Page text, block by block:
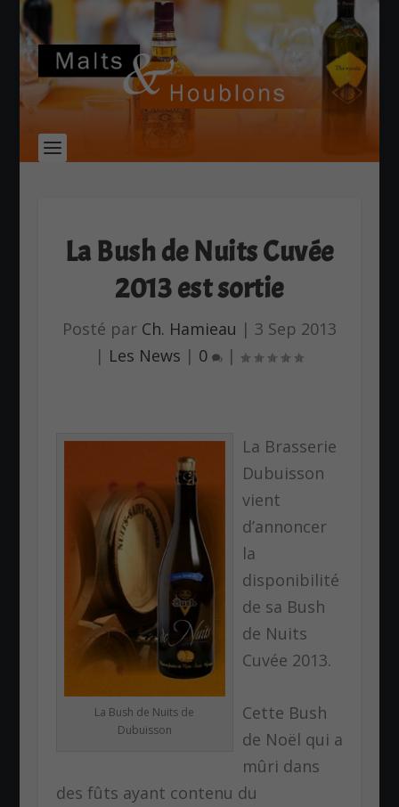
La Bush de Nuits Cuvée
2013 est sortie
Posté par Ch. Hamieau | 3 Sep 2013
| Les News | 0 |
La Bush de Nuits de
Dubuisson
La Brasserie
Dubuisson
vient
d’annoncer
la
disponibilité
de sa Bush
de Nuits
Cuvée 2013.
Cette Bush
de Noël qui a
mûri dans
des fûts ayant contenu du